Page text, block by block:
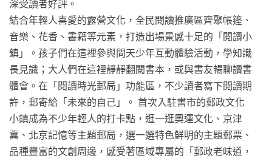
深受讀者好評。
結合年輕人喜愛的露營文化，全民閱讀推廣區齊聚帳篷、
音樂、花香、書籍等元素，打造出場景感十足的「閱讀小
鎮」。孩子們在這裡參與問天少年互動體驗活動，學知識
長見識；大人們在這裡靜靜翻閱書本，或與書友暢聊讀書
體會。在「閱讀時光郵局」功能區，不少讀者寫下閱讀期
許，郵寄給「未來的自己」。 首次入駐書市的郵政文化
小鎮成為不少年輕人的打卡點，逛一逛奧運文化、京津
冀、北京記憶等主題郵局，選一選特色鮮明的主題郵票、
品種豐富的文創周邊，感受著區域專屬的「郵政老味道，